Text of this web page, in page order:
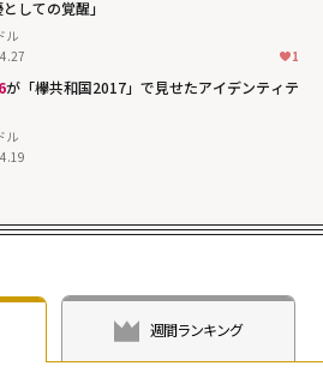
としての覚醒」
ル
1
が「欅共和国2017」で見せたアイデンティテ
ル
週間ランキング